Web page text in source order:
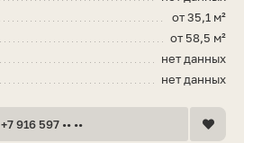
от 35,1 м²
от 58,5 м²
нет данных
нет данных
+7 916 597 •• ••